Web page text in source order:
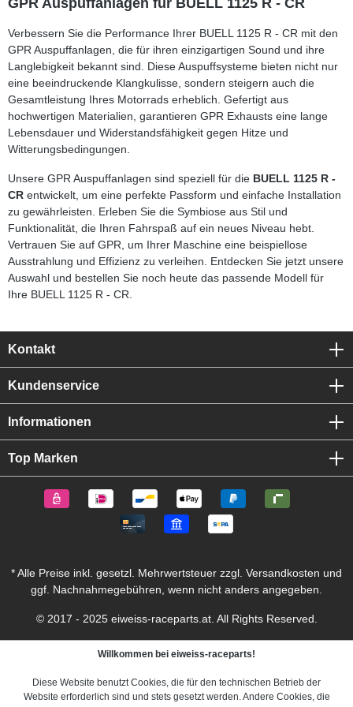
herausnehmbarem db-Killer Steigerung von Drehmoment und
Serienanlage Sportlicher Sound und hochwertige
Edelstahlverarbeitung Plug-and-Play – einfache Montage mit
fahrzeugspezifischen Haltern Lieferumfang: GPR Powercone
Evo Auspuffanlage (mid-full system) Herausnehmbarer db-
Killer Fahrzeugspezifische Halterungen Montagezubehör
Homologationsunterlagen
GPR Auspuffanlagen für BUELL 1125 R - CR
Verbessern Sie die Performance Ihrer BUELL 1125 R - CR mit den
GPR Auspuffanlagen, die für ihren einzigartigen Sound und ihre
Langlebigkeit bekannt sind. Diese Auspuffsysteme bieten nicht nur
eine beeindruckende Klangkulisse, sondern steigern auch die
Gesamtleistung Ihres Motorrads erheblich. Gefertigt aus
hochwertigen Materialien, garantieren GPR Exhausts eine lange
Lebensdauer und Widerstandsfähigkeit gegen Hitze und
Witterungsbedingungen.
Unsere GPR Auspuffanlagen sind speziell für die BUELL 1125 R -
CR entwickelt, um eine perfekte Passform und einfache Installation
zu gewährleisten. Erleben Sie die Symbiose aus Stil und
Funktionalität, die Ihren Fahrspaß auf ein neues Niveau hebt.
Vertrauen Sie auf GPR, um Ihrer Maschine eine beispiellose
Ausstrahlung und Effizienz zu verleihen. Entdecken Sie jetzt unsere
Auswahl und bestellen Sie noch heute das passende Modell für
Ihre BUELL 1125 R - CR.
Kontakt
Kundenservice
Informationen
Top Marken
* Alle Preise inkl. gesetzl. Mehrwertsteuer zzgl. Versandkosten und
ggf. Nachnahmegebühren, wenn nicht anders angegeben.
© 2017 - 2025 eiweiss-raceparts.at. All Rights Reserved.
Willkommen bei eiweiss-raceparts!
Diese Website benutzt Cookies, die für den technischen Betrieb der
Website erforderlich sind und stets gesetzt werden. Andere Cookies, die